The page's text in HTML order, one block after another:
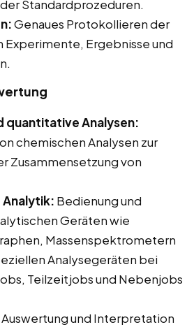
Standardprozeduren.
Genaues Protokollieren der
Ergebnisse und
quantitative Analysen:
chemischen Analysen zur
Zusammensetzung von
Bedienung und
Geräten wie
Massenspektrometern
Analysegeräten bei
Teilzeitjobs und Nebenjobs
Auswertung und Interpretation